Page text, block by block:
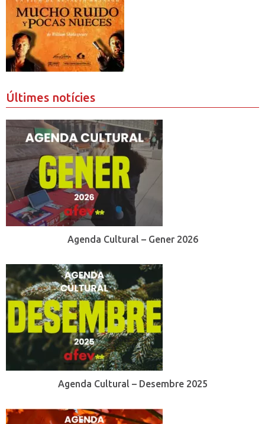
Últimes notícies
Agenda Cultural – Gener 2026
Agenda Cultural – Desembre 2025